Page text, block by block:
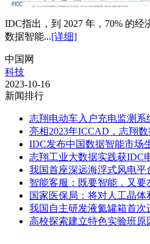
IDC指出，到 2027 年，70% 的
数据智能...[详细]
中国网
科技
2023-10-16
新闻排行
志翔电动车入户充电监测系
亮相2023年ICCAD，志翔
IDC发布中国数据智能市场
志翔工业大数据实践获IDC
我国首座深远海浮式风电
智能客服：既要智能，又要
国家医保局：将对人工晶体
我国自主研发液氦罐箱首次
高校探索建立特色实验班原